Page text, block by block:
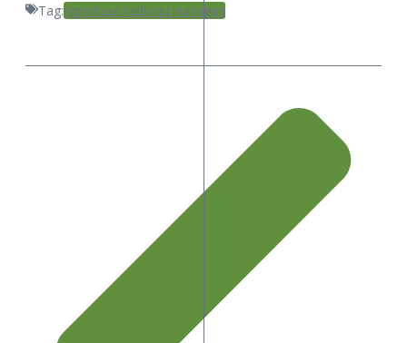
Tag:reportase radioqu kuningan